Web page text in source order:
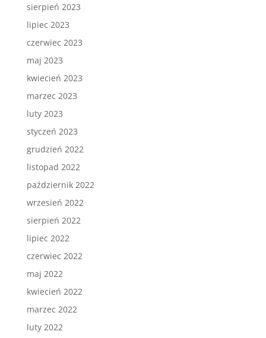
sierpień 2023
lipiec 2023
czerwiec 2023
maj 2023
kwiecień 2023
marzec 2023
luty 2023
styczeń 2023
grudzień 2022
listopad 2022
październik 2022
wrzesień 2022
sierpień 2022
lipiec 2022
czerwiec 2022
maj 2022
kwiecień 2022
marzec 2022
luty 2022